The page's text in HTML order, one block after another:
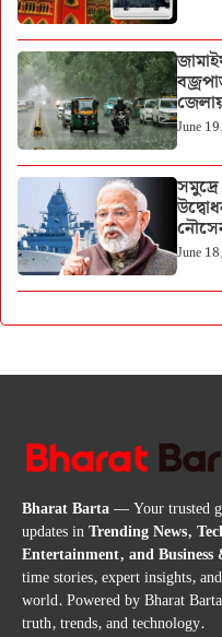
June
June
Bharat Barta— Your trusted
updates inTrending News,
Entertainment, and Business
time stories, expert insights,
world. Powered by Bharat
truth, trends, and technology.